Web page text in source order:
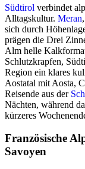
Südtirol verbindet
Alltagskultur. Meran
sich durch
prägen die Drei
Alm helle
Schlutzkrapfen,
Region ein klares
Aostatal mit Aosta,
Reisende aus der
Nächten, während
kürzeres
Französische
Savoyen